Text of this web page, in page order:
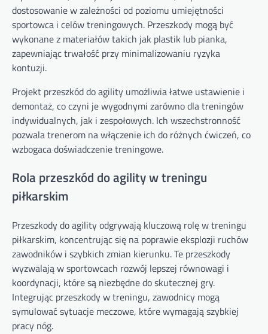
dostosowanie w zależności od poziomu umiejętności
sportowca i celów treningowych. Przeszkody mogą być
wykonane z materiałów takich jak plastik lub pianka,
zapewniając trwałość przy minimalizowaniu ryzyka
kontuzji.
Projekt przeszkód do agility umożliwia łatwe ustawienie i
demontaż, co czyni je wygodnymi zarówno dla treningów
indywidualnych, jak i zespołowych. Ich wszechstronność
pozwala trenerom na włączenie ich do różnych ćwiczeń, co
wzbogaca doświadczenie treningowe.
Rola przeszkód do agility w treningu
piłkarskim
Przeszkody do agility odgrywają kluczową rolę w treningu
piłkarskim, koncentrując się na poprawie eksplozji ruchów
zawodników i szybkich zmian kierunku. Te przeszkody
wyzwalają w sportowcach rozwój lepszej równowagi i
koordynacji, które są niezbędne do skutecznej gry.
Integrując przeszkody w treningu, zawodnicy mogą
symulować sytuacje meczowe, które wymagają szybkiej
pracy nóg.